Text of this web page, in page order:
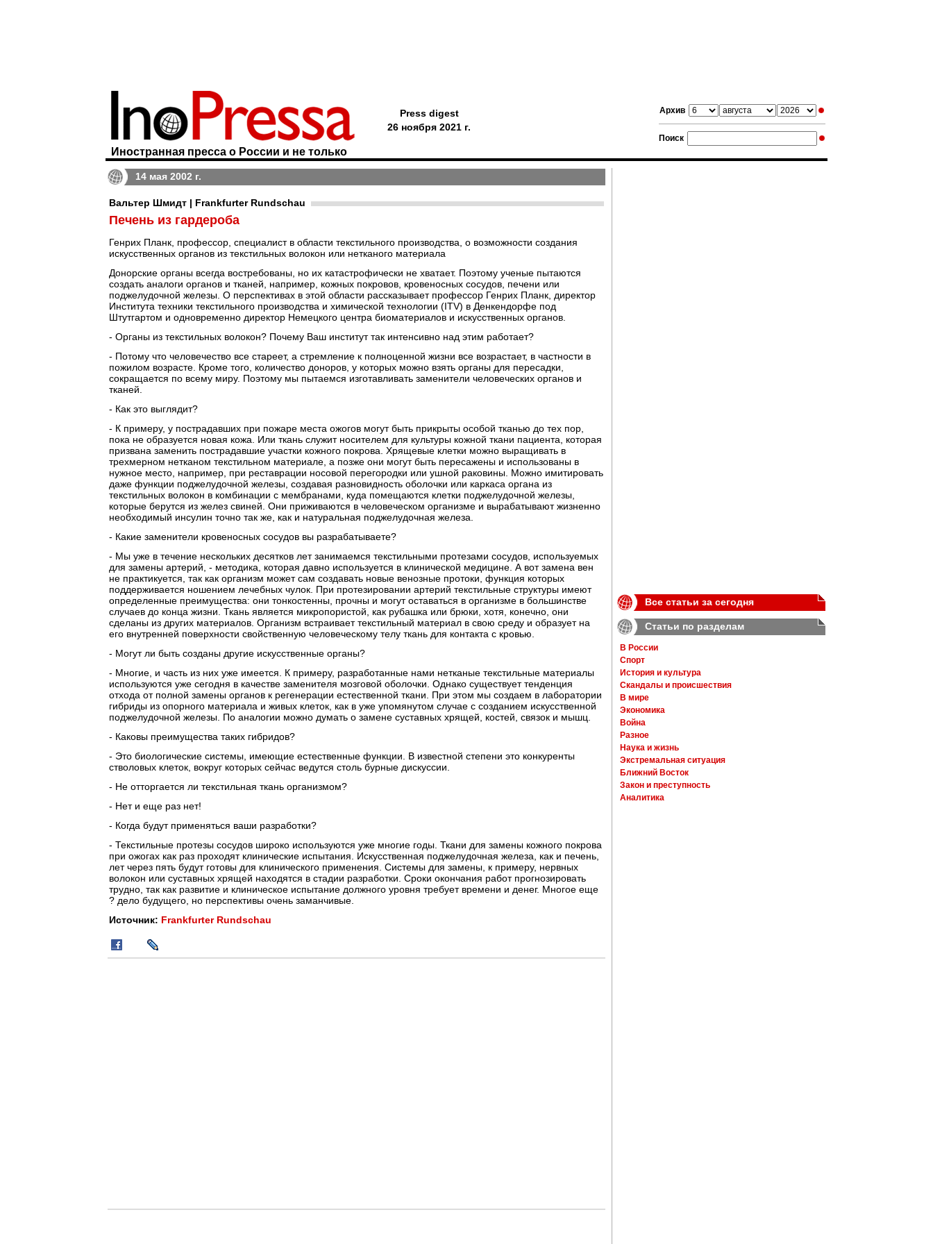
Архив
Поиск
Иностранная пресса о России и не только
Press digest
26 ноября 2021 г.
14 мая 2002 г.
Вальтер Шмидт | Frankfurter Rundschau
Печень из гардероба
Генрих Планк, профессор, специалист в области текстильного производства, о возможности создания
искусственных органов из текстильных волокон или нетканого материала
Донорские органы всегда востребованы, но их катастрофически не хватает. Поэтому ученые пытаются
создать аналоги органов и тканей, например, кожных покровов, кровеносных сосудов, печени или
поджелудочной железы. О перспективах в этой области рассказывает профессор Генрих Планк, директор
Института техники текстильного производства и химической технологии (ITV) в Денкендорфе под
Штутгартом и одновременно директор Немецкого центра биоматериалов и искусственных органов.
- Органы из текстильных волокон? Почему Ваш институт так интенсивно над этим работает?
- Потому что человечество все стареет, а стремление к полноценной жизни все возрастает, в частности в
пожилом возрасте. Кроме того, количество доноров, у которых можно взять органы для пересадки,
сокращается по всему миру. Поэтому мы пытаемся изготавливать заменители человеческих органов и
тканей.
- Как это выглядит?
- К примеру, у пострадавших при пожаре места ожогов могут быть прикрыты особой тканью до тех пор,
пока не образуется новая кожа. Или ткань служит носителем для культуры кожной ткани пациента, которая
призвана заменить пострадавшие участки кожного покрова. Хрящевые клетки можно выращивать в
трехмерном нетканом текстильном материале, а позже они могут быть пересажены и использованы в
нужное место, например, при реставрации носовой перегородки или ушной раковины. Можно имитировать
даже функции поджелудочной железы, создавая разновидность оболочки или каркаса органа из
текстильных волокон в комбинации с мембранами, куда помещаются клетки поджелудочной железы,
которые берутся из желез свиней. Они приживаются в человеческом организме и вырабатывают жизненно
необходимый инсулин точно так же, как и натуральная поджелудочная железа.
- Какие заменители кровеносных сосудов вы разрабатываете?
- Мы уже в течение нескольких десятков лет занимаемся текстильными протезами сосудов, используемых
для замены артерий, - методика, которая давно используется в клинической медицине. А вот замена вен
не практикуется, так как организм может сам создавать новые венозные протоки, функция которых
поддерживается ношением лечебных чулок. При протезировании артерий текстильные структуры имеют
определенные преимущества: они тонкостенны, прочны и могут оставаться в организме в большинстве
случаев до конца жизни. Ткань является микропористой, как рубашка или брюки, хотя, конечно, они
сделаны из других материалов. Организм встраивает текстильный материал в свою среду и образует на
его внутренней поверхности свойственную человеческому телу ткань для контакта с кровью.
- Могут ли быть созданы другие искусственные органы?
- Многие, и часть из них уже имеется. К примеру, разработанные нами нетканые текстильные материалы
используются уже сегодня в качестве заменителя мозговой оболочки. Однако существует тенденция
отхода от полной замены органов к регенерации естественной ткани. При этом мы создаем в лаборатории
гибриды из опорного материала и живых клеток, как в уже упомянутом случае с созданием искусственной
поджелудочной железы. По аналогии можно думать о замене суставных хрящей, костей, связок и мышц.
- Каковы преимущества таких гибридов?
- Это биологические системы, имеющие естественные функции. В известной степени это конкуренты
стволовых клеток, вокруг которых сейчас ведутся столь бурные дискуссии.
- Не отторгается ли текстильная ткань организмом?
- Нет и еще раз нет!
- Когда будут применяться ваши разработки?
- Текстильные протезы сосудов широко используются уже многие годы. Ткани для замены кожного покрова
при ожогах как раз проходят клинические испытания. Искусственная поджелудочная железа, как и печень,
лет через пять будут готовы для клинического применения. Системы для замены, к примеру, нервных
волокон или суставных хрящей находятся в стадии разработки. Сроки окончания работ прогнозировать
трудно, так как развитие и клиническое испытание должного уровня требует времени и денег. Многое еще
? дело будущего, но перспективы очень заманчивые.
Источник: Frankfurter Rundschau
Все статьи за сегодня
Статьи по разделам
В России
Спорт
История и культура
Скандалы и происшествия
В мире
Экономика
Война
Разное
Наука и жизнь
Экстремальная ситуация
Ближний Восток
Закон и преступность
Аналитика